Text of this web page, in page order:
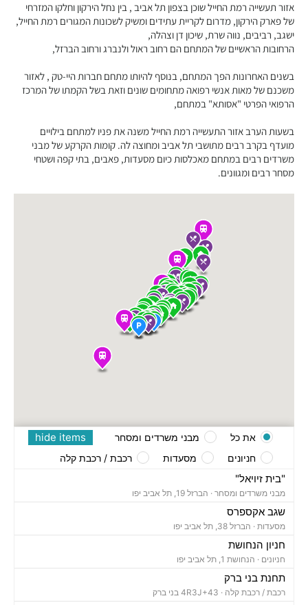
אזור תעשייה רמת החייל שוכן בצפון תל אביב , בין נחל הירקון וחלקו המזרחי
של פארק הירקון, מדרום לקריית עתידים ומשיק לשכונות המגורים רמת החייל,
ישגב, רביבים, נווה שרת, שיכון דן וצהלה,
הרחובות הראשיים של המתחם הם רחוב ראול ולנברג ורחוב הברזל,
בשנים האחרונות הפך המתחם, בנוסף להיותו מתחם חברות היי-טק , לאזור
משכנם של מאות אנשי רפואה מתחומים שונים וזאת בשל הקמתו של המרכז
הרפואי הפרטי "אסותא" במתחם,
בשעות הערב אזור התעשייה רמת החייל משנה את פניו למתחם בילויים
מועדף בקרב רבים מתושבי תל אביב ומחוצה לה. קומות הקרקע של מבני
משרדים רבים במתחם מאכלסות כיום מסעדות, פאבים, בתי קפה ושטחי
מסחר רבים ומגוונים.
"בית זיויאל"
מבני משרדים ומסחר · הברזל 19, תל אביב יפו
שגב אקספרס
מסעדות · הברזל 38, תל אביב יפו
חניון הנחושת
חניונים · הנחושת 1, תל אביב יפו
תחנת בני ברק
רכבת / רכבת קלה ·
hide items את כל
מבני משרדים ומסחר
חניונים
מסעדות רכבת / רכבת קלה